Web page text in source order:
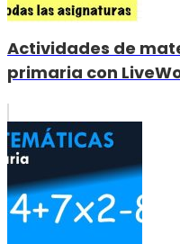
Actividades de
primaria con